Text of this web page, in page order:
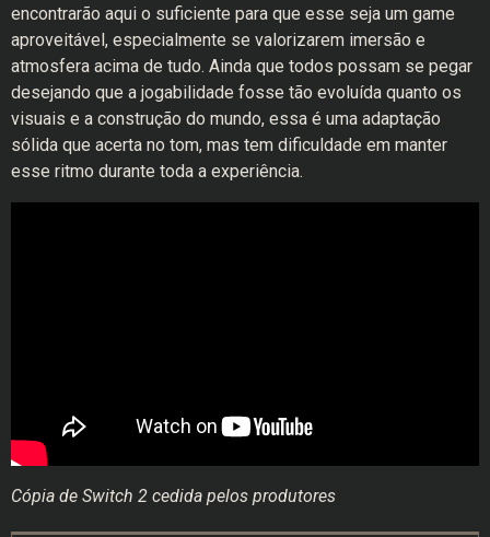
encontrarão aqui o suficiente para que esse seja um game
aproveitável, especialmente se valorizarem imersão e
atmosfera acima de tudo. Ainda que todos possam se pegar
desejando que a jogabilidade fosse tão evoluída quanto os
visuais e a construção do mundo, essa é uma adaptação
sólida que acerta no tom, mas tem dificuldade em manter
esse ritmo durante toda a experiência.
Cópia de Switch 2 cedida pelos produtores